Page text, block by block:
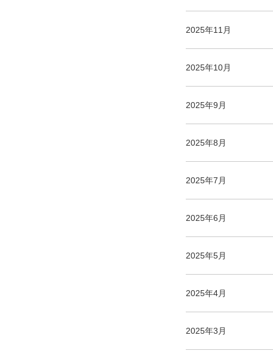
2025年11月
2025年10月
2025年9月
2025年8月
2025年7月
2025年6月
2025年5月
2025年4月
2025年3月